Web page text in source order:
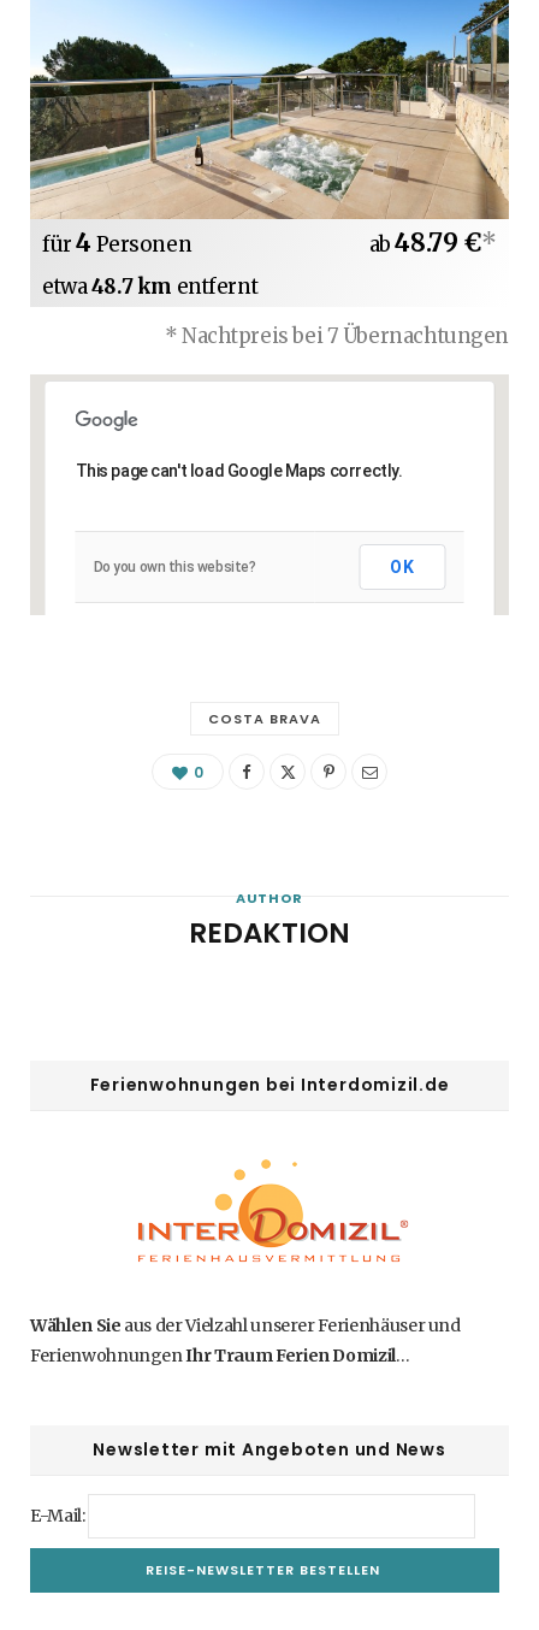
für4 Personen
etwa48.7 km entfernt
ab48.79 €*
* Nachtpreis bei 7 Übernachtungen
This page can't load Google Maps correctly.
Do you own this website? OK
COSTA BRAVA
0
AUTHOR
REDAKTION
Ferienwohnungen bei Interdomizil.de
Wählen Sie aus der Vielzahl unserer Ferienhäuser und
FerienwohnungenIhr Traum Ferien Domizil…
Newsletter mit Angeboten und News
E-Mail: